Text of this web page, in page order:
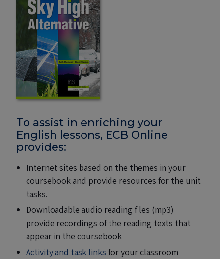
To assist in enriching your
English lessons, ECB Online
provides:
Internet sites based on the themes in your
coursebook and provide resources for the unit
tasks.
Downloadable audio reading files (mp3)
provide recordings of the reading texts that
appear in the coursebook
Activity and task links for your classroom